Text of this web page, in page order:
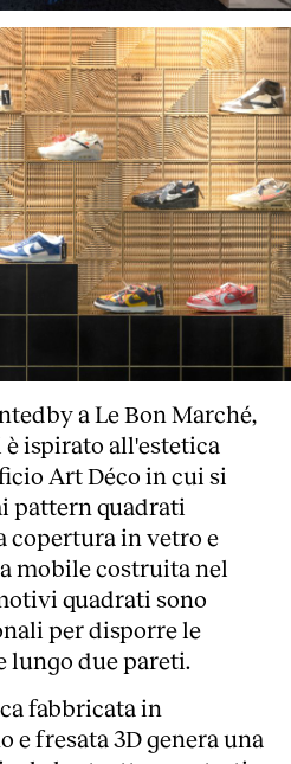
a Le Bon Marché,
ispirato all'estetica
Art Déco in cui si
pattern quadrati
in vetro e
mobile costruita nel
quadrati sono
per disporre le
lungo due pareti.
fabbricata in
fresata 3D genera una